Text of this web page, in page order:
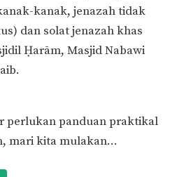
kanak, jenazah tidak
dan solat jenazah khas
Ḥarām, Masjid Nabawi
perlukan panduan praktikal
mari kita mulakan…